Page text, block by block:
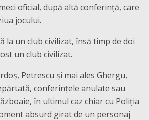
oficial, după altă conferință, care
jocului.
la un club civilizat, însă timp de doi
un club civilizat.
Petrescu și mai ales Ghergu,
conferințele anulate sau
în ultimul caz chiar cu Poliția
absurd girat de un personaj